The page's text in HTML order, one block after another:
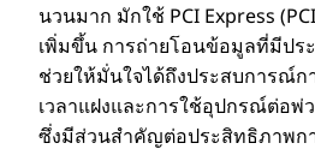
นวนมาก มักใช้ PCI Express
เพิ่มขึ้น การถ่ายโอนข้อมูลที่มีปร
ช่วยให้มั่นใจได้ถึงประสบการณ์ก
เวลาแฝงและการใช้อุปกรณ์ต่อพ่
ซึ่งมีส่วนสําคัญต่อประสิทธิภาพก